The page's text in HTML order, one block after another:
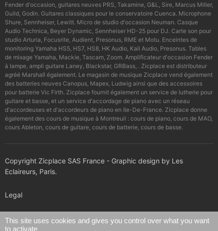
Fender d'occasion, guitares neuves PRS, Takamine, G&L, Sire, Marcus Miller,
Guild, Godin. Guitares classiques pour le conservatoire Cuenca. Microphone
Shure, Sennheiser, Lewitt. Micro de studio d'occasion Neuman. Casque
Audio Technica, Beyer Dynamic, Sennheiser HD-25 pour DJ. Carte son pour
studio Arturia, Focusrite, Audient, Presonus, RME et Motu. Enceintes de
monitoring Yamaha HS5, HS7, HS8, HK Audio, Kali Audio, Presonus. Tables
de mixage Yamaha, Mackie, Tascam, Zoom. Amplificateur d'occasion Fender
à lampe, ampli guitare Laney, Blackstar, GRBass, . Zicplace est distributeur
agréé Marshall également. Le magasin de musique Zicplace vend également
des batteries neuves Canopus, Mapex, Ludwig ainsi que des accessoires
pour batterie Vic Firth. Zicplace fournit également un service de lutherie pour
guitare et basse, et un service d'accordage de piano avec un réseau
d'accordeuses et d'accordeurs de piano en Ile-De-France. Zicplace donne
également des cours de musique à Montreuil : cours de piano, cours de MAO,
cours Ableton, cours de guitare, cours de batterie, cours de basse.
Copyright Zicplace SAS France - Graphic design by Les
Eclaireurs, Paris.
Legal
Confidentiality policy
This site uses cookies and gives you control over what you want
to activate